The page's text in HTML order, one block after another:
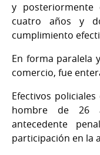
y posteriormente
cuatro años y
cumplimiento
En forma paralela
comercio, fue
Efectivos
hombre de 26
antecedente
participación en la